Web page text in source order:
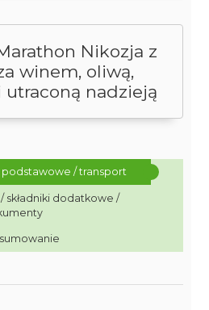
Nikozja z
winem, oliwą,
nadzieją
podstawowe / transport
składniki dodatkowe /